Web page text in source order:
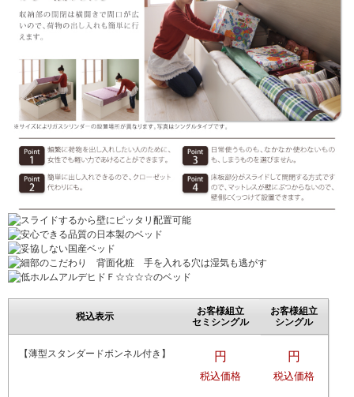
税込表示
お客様組立
セミシングル
お客様組立
シングル
【薄型スタンダードボンネル付き】 円
税込価格
円
税込価格